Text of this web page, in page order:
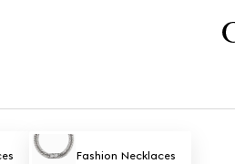
Fashion Necklaces